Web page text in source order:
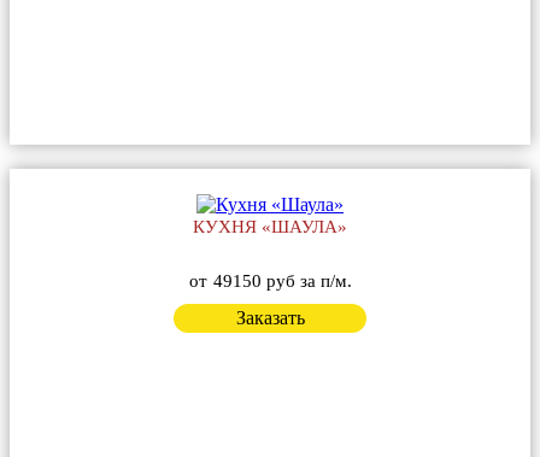
КУХНЯ «ШАУЛА»
от 49150 руб за п/м.
Заказать